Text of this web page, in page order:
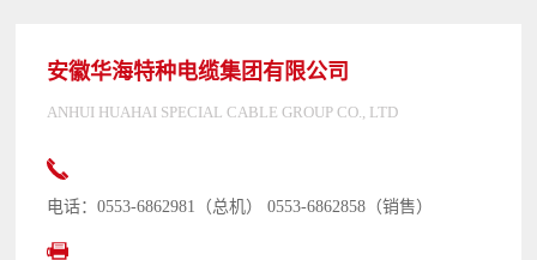
安徽华海特种电缆集团有限公司
ANHUI HUAHAI SPECIAL CABLE GROUP CO., LTD
电话：0553-6862981（总机） 0553-6862858（销售）